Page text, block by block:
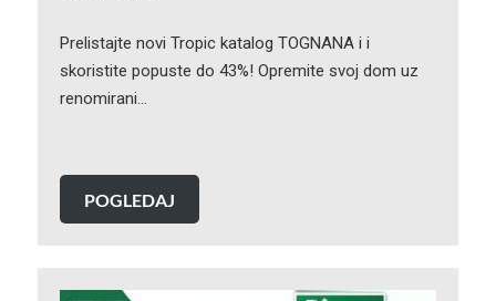
Prelistajte novi Tropic katalog TOGNANA i i
skoristite popuste do 43%! Opremite svoj dom uz
renomirani…
POGLEDAJ